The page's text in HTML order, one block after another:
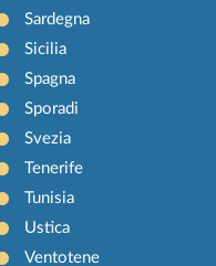
Sardegna
Sicilia
Spagna
Sporadi
Svezia
Tenerife
Tunisia
Ustica
Ventotene